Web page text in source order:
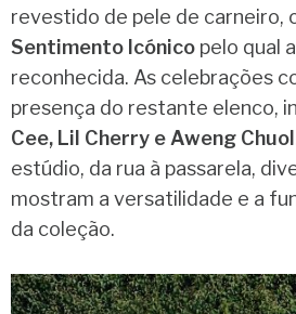
revestido de pele de carneiro,
Sentimento Icónico pelo qual
reconhecida. As celebrações
presença do restante elenco,
Cee, Lil Cherry e Aweng Chuol
estúdio, da rua à passarela,
mostram a versatilidade e a
da coleção.